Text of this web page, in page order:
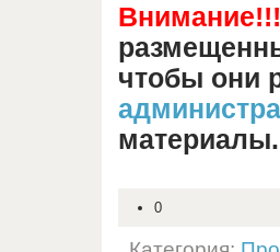
Внимание!!!
чтобы они
материалы.
0